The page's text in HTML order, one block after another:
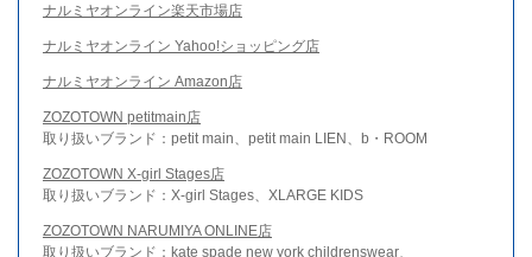
ナルミヤオンライン楽天市場店
ナルミヤオンライン Yahoo!ショッピング店
ナルミヤオンライン Amazon店
ZOZOTOWN petitmain店
取り扱いブランド：petit main、petit main LIEN、b・ROOM
ZOZOTOWN X-girl Stages店
取り扱いブランド：X-girl Stages、XLARGE KIDS
ZOZOTOWN NARUMIYA ONLINE店
取り扱いブランド：kate spade new york childrenswear、